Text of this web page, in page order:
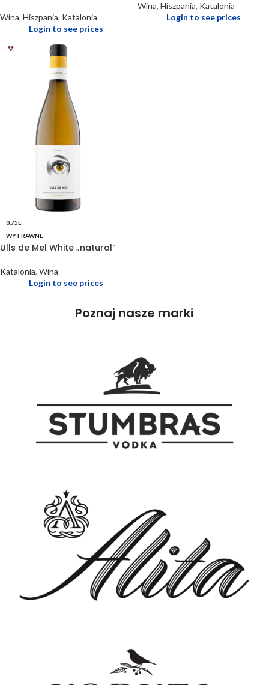
Wina, Hiszpania, Katalonia
Login to see prices
Wina, Hiszpania, Katalonia
Login to see prices
0,75L
WYTRAWNE
Ulls de Mel White „natural”
Katalonia, Wina
Login to see prices
Poznaj nasze marki